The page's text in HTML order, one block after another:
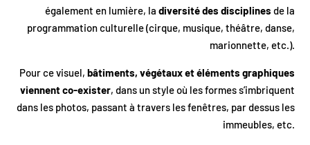
également en lumière, la diversité des disciplines de la
programmation culturelle (cirque, musique, théâtre, danse,
marionnette, etc.).
Pour ce visuel, bâtiments, végétaux et éléments graphiques
viennent co-exister, dans un style où les formes s’imbriquent
dans les photos, passant à travers les fenêtres, par dessus les
immeubles, etc.